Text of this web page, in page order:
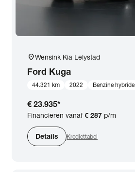
location_onWensink Kia Lelystad
Ford Kuga
44.321 km 2022 Benzine hybride
€ 23.935*
Financieren vanaf€ 287 p/m
Details Krediettabel